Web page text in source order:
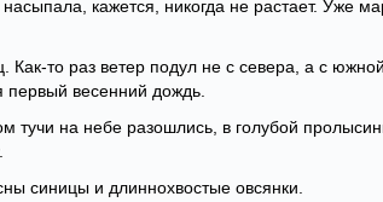
кажется, никогда не растает. Уже
то раз ветер подул не с севера, а с южной
весенний дождь.
тучи на небе разошлись, в голубой
синицы и длиннохвостые овсянки.